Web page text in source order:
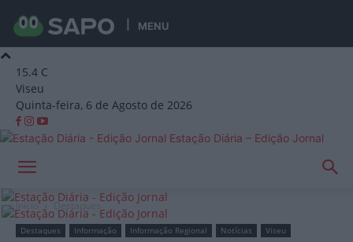
MENU
15.4 C
Viseu
Quinta-feira, 6 de Agosto de 2026
Estação Diária – Edição Jornal
Início Destaques
Destaques Informação Informação Regional Notícias Viseu